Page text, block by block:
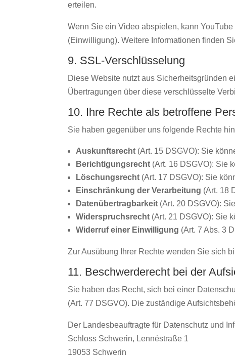
erteilen.
Wenn Sie ein Video abspielen, kann
(Einwilligung). Weitere Informationen finden
9. SSL-Verschlüsselung
Diese Website nutzt aus Sicherheitsgründen
Übertragungen über diese verschlüsselte
10. Ihre Rechte als betroffene
Sie haben gegenüber uns folgende Rechte
Auskunftsrecht (Art. 15 DSGVO): Sie
Berichtigungsrecht (Art. 16 DSGVO): Sie
Löschungsrecht (Art. 17 DSGVO): Sie
Einschränkung der Verarbeitung (Art. 18
Datenübertragbarkeit (Art. 20 DSGVO):
Widerspruchsrecht (Art. 21 DSGVO): Sie
Widerruf einer Einwilligung (Art. 7 Abs. 3
Zur Ausübung Ihrer Rechte wenden Sie sich
11. Beschwerderecht bei der
Sie haben das Recht, sich bei einer
(Art. 77 DSGVO). Die zuständige
Der Landesbeauftragte für Datenschutz und
Schloss Schwerin, Lennéstraße 1
19053 Schwerin